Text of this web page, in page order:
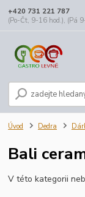
+420 731 221 787
(Po-Čt, 9-16 hod.), (Pá
Úvod Dedra
Bali
V této kategorii